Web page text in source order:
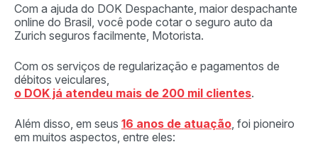
Com a ajuda do DOK Despachante, maior despachante
online do Brasil, você pode cotar o seguro auto da
Zurich seguros facilmente, Motorista.
Com os serviços de regularização e pagamentos de
débitos veiculares,
o DOK já atendeu mais de 200 mil clientes.
Além disso, em seus 16 anos de atuação , foi pioneiro
em muitos aspectos, entre eles: